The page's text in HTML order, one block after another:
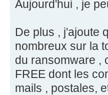
Aujourd'hui , je
De plus , j'ajoute
nombreux sur la
du ransomware ,
FREE dont les
mails , postales,